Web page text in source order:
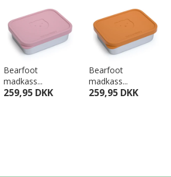
Bearfoot
madkass...
259,95 DKK
Bearfoot
madkass...
259,95 DKK